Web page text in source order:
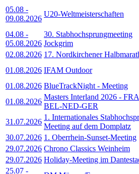
05.08 -
09.08.2026
U20-Weltmeisterschaften
04.08 -
05.08.2026
30. Stabhochsprungmeeting
Jockgrim
02.08.2026 17. Nordkirchener
01.08.2026 IFAM Outdoor
01.08.2026 BlueTrackNight - Meeting
01.08.2026
Masters Interland 2026 -
BEL-NED-GER
31.07.2026
1. Internationales
Meeting auf dem Domplatz
30.07.2026 1. Oberrhein-Sunset-Meeting
29.07.2026 Chrono Classics Weinheim
29.07.2026 Holiday-Meeting im
25.07 -